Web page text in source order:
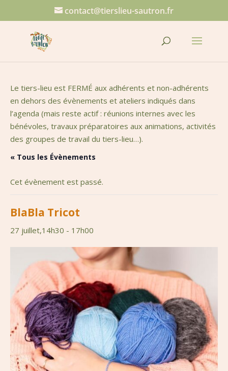
contact@tierslieu-sautron.fr
Le tiers-lieu est FERMÉ aux adhérents et non-adhérents
en dehors des évènements et ateliers indiqués dans
l’agenda (mais reste actif : réunions internes avec les
bénévoles, travaux préparatoires aux animations, activités
des groupes de travail du tiers-lieu…).
« Tous les Évènements
Cet évènement est passé.
BlaBla Tricot
27 juillet,14h30 - 17h00